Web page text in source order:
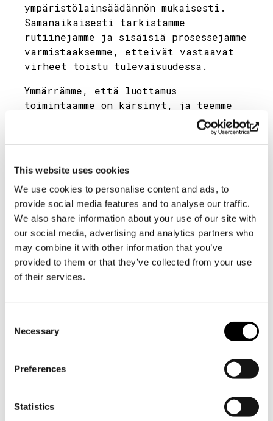
This website uses cookies
We use cookies to personalise content and ads, to
provide social media features and to analyse our traffic.
We also share information about your use of our site with
our social media, advertising and analytics partners who
may combine it with other information that you’ve
provided to them or that they’ve collected from your use
of their services.
Selection
Necessary
Preferences
Statistics
Jaa
ympäristölainsäädännön mukaisesti.
Samanaikaisesti tarkistamme
rutiinejamme ja sisäisiä prosessejamme
varmistaaksemme, etteivät vastaavat
virheet toistu tulevaisuudessa.
Ymmärrämme, että luottamus
toimintaamme on kärsinyt, ja teemme
kaikkemme sen palauttamiseksi –
avoimuus, vastuullisuus ja kunnioitus
johtavina periaatteinamme.
Kiitämme Yleä asian huomion
kiinnittämisestä ja toivotamme
jatkotutkimukset tervetulleiksi.